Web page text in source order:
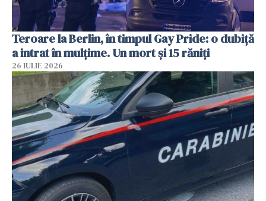
Teroare la Berlin, în timpul Gay Pride: o dubiță
a intrat în mulțime. Un mort și 15 răniți
26 IULIE 2026